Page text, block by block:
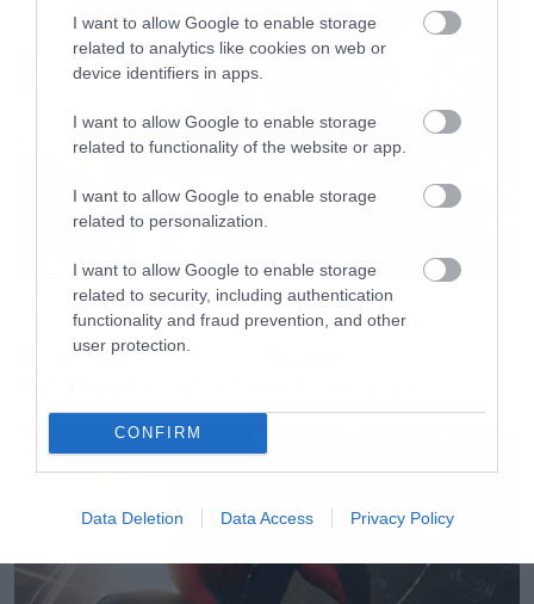
I want to allow Google to enable storage
related to analytics like cookies on web or
device identifiers in apps.
I want to allow Google to enable storage
related to functionality of the website or app.
I want to allow Google to enable storage
related to personalization.
I want to allow Google to enable storage
related to security, including authentication
functionality and fraud prevention, and other
user protection.
CONFIRM
Data Deletion Data Access Privacy Policy
Movies
Box Office: Οι καλύτερες